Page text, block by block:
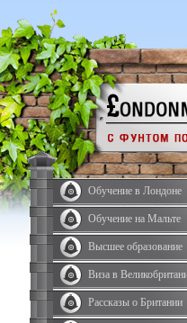
Обучение в Лондоне
Обучение на Мальте
Высшее образование
Виза в
Рассказы о Британии